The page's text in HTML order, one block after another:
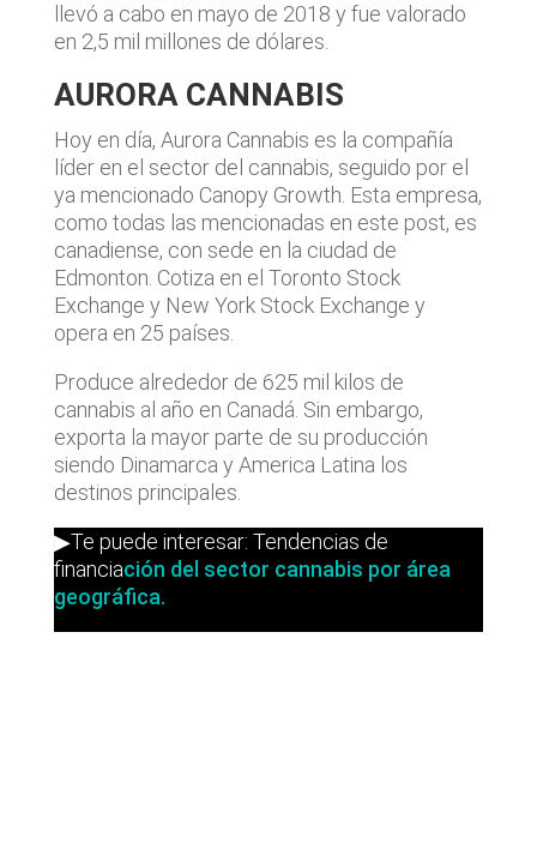
llevó a cabo en mayo de 2018 y fue valorado
en 2,5 mil millones de dólares.
AURORA CANNABIS
Hoy en día, Aurora Cannabis es la compañía
líder en el sector del cannabis, seguido por el
ya mencionado Canopy Growth. Esta empresa,
como todas las mencionadas en este post, es
canadiense, con sede en la ciudad de
Edmonton. Cotiza en el Toronto Stock
Exchange y New York Stock Exchange y
opera en 25 países.
Produce alrededor de 625 mil kilos de
cannabis al año en Canadá. Sin embargo,
exporta la mayor parte de su producción
siendo Dinamarca y America Latina los
destinos principales.
▶Te puede interesar: Tendencias de
financiación del sector cannabis por área
geográfica.